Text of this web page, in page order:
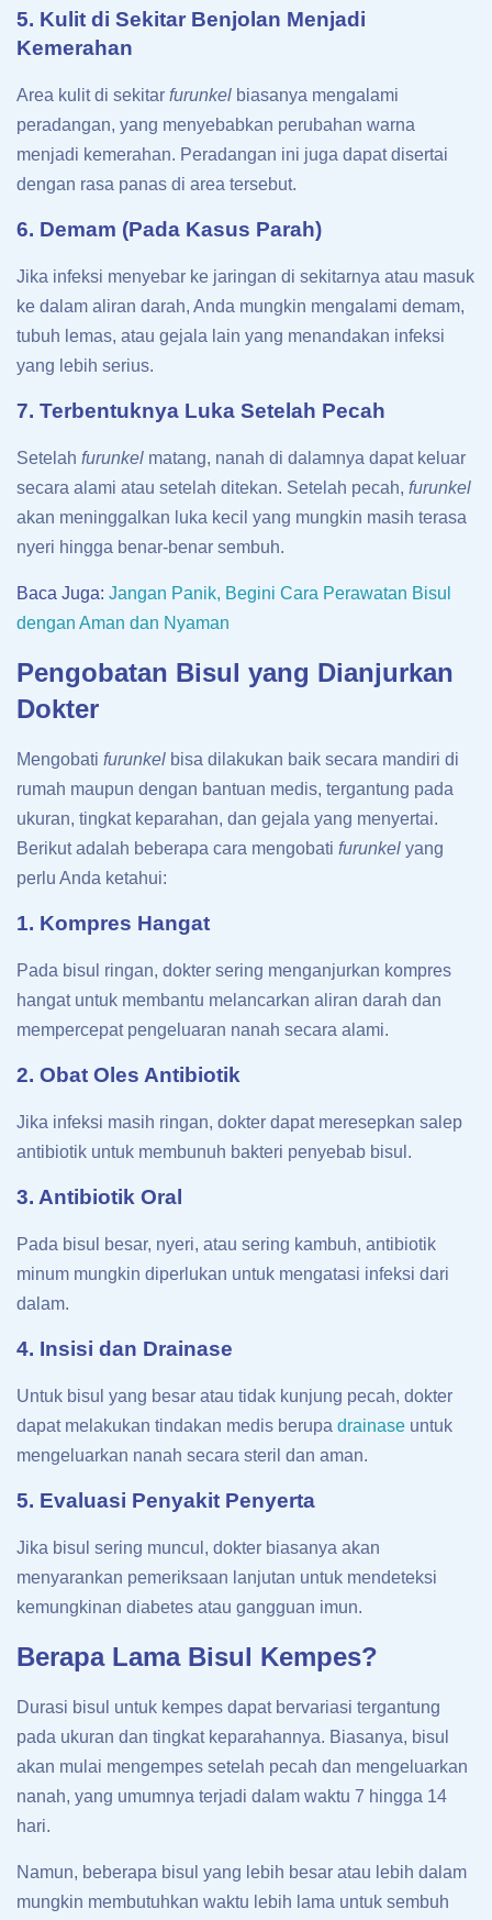
5. Kulit di Sekitar Benjolan Menjadi
Kemerahan
Area kulit di sekitar furunkel biasanya mengalami
peradangan, yang menyebabkan perubahan warna
menjadi kemerahan. Peradangan ini juga dapat disertai
dengan rasa panas di area tersebut.
6. Demam (Pada Kasus Parah)
Jika infeksi menyebar ke jaringan di sekitarnya atau masuk
ke dalam aliran darah, Anda mungkin mengalami demam,
tubuh lemas, atau gejala lain yang menandakan infeksi
yang lebih serius.
7. Terbentuknya Luka Setelah Pecah
Setelah furunkel matang, nanah di dalamnya dapat keluar
secara alami atau setelah ditekan. Setelah pecah, furunkel
akan meninggalkan luka kecil yang mungkin masih terasa
nyeri hingga benar-benar sembuh.
Baca Juga: Jangan Panik, Begini Cara Perawatan Bisul
dengan Aman dan Nyaman
Pengobatan Bisul yang Dianjurkan
Dokter
Mengobati furunkel bisa dilakukan baik secara mandiri di
rumah maupun dengan bantuan medis, tergantung pada
ukuran, tingkat keparahan, dan gejala yang menyertai.
Berikut adalah beberapa cara mengobati furunkel yang
perlu Anda ketahui:
1. Kompres Hangat
Pada bisul ringan, dokter sering menganjurkan kompres
hangat untuk membantu melancarkan aliran darah dan
mempercepat pengeluaran nanah secara alami.
2. Obat Oles Antibiotik
Jika infeksi masih ringan, dokter dapat meresepkan salep
antibiotik untuk membunuh bakteri penyebab bisul.
3. Antibiotik Oral
Pada bisul besar, nyeri, atau sering kambuh, antibiotik
minum mungkin diperlukan untuk mengatasi infeksi dari
dalam.
4. Insisi dan Drainase
Untuk bisul yang besar atau tidak kunjung pecah, dokter
dapat melakukan tindakan medis berupa drainase untuk
mengeluarkan nanah secara steril dan aman.
5. Evaluasi Penyakit Penyerta
Jika bisul sering muncul, dokter biasanya akan
menyarankan pemeriksaan lanjutan untuk mendeteksi
kemungkinan diabetes atau gangguan imun.
Berapa Lama Bisul Kempes?
Durasi bisul untuk kempes dapat bervariasi tergantung
pada ukuran dan tingkat keparahannya. Biasanya, bisul
akan mulai mengempes setelah pecah dan mengeluarkan
nanah, yang umumnya terjadi dalam waktu 7 hingga 14
hari.
Namun, beberapa bisul yang lebih besar atau lebih dalam
mungkin membutuhkan waktu lebih lama untuk sembuh